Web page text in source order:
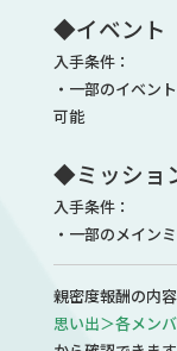
◆イベント
入手条件：
・一部のイベン
可能
◆ミッショ
入手条件：
・一部のメイン
親密度報酬の内容
思い出＞各メン